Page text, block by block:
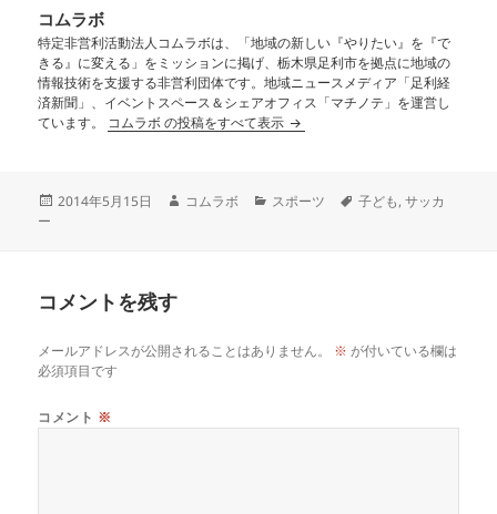
コムラボ
特定非営利活動法人コムラボは、「地域の新しい『やりたい』を『で
きる』に変える」をミッションに掲げ、栃木県足利市を拠点に地域の
情報技術を支援する非営利団体です。地域ニュースメディア「足利経
済新聞」、イベントスペース＆シェアオフィス「マチノテ」を運営し
ています。 コムラボ の投稿をすべて表示
2014年5月15日 コムラボ スポーツ 子ども,サッカ
ー
コメントを残す
メールアドレスが公開されることはありません。 ※ が付いている欄は
必須項目です
コメント ※